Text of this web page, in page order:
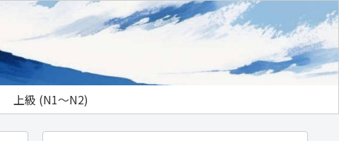
上級 (N1～N2)